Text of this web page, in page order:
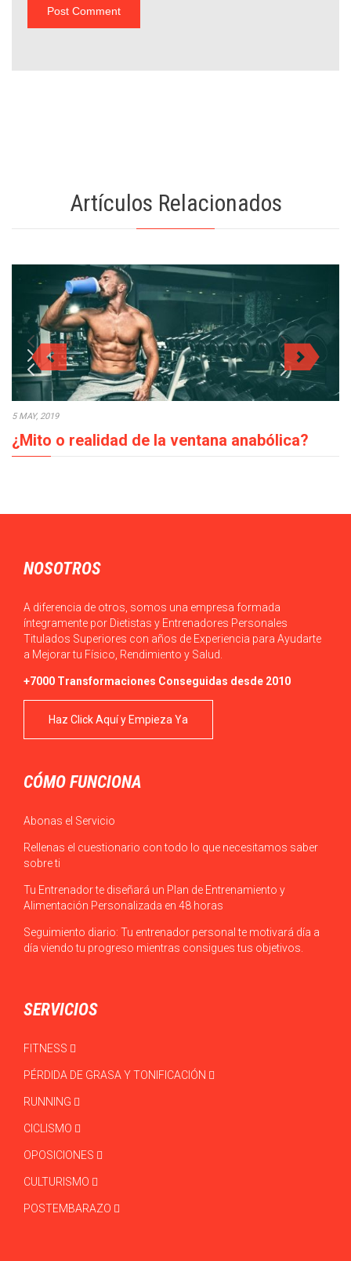
Artículos Relacionados
5 MAY, 2019
¿Mito o realidad de la ventana anabólica?
NOSOTROS
A diferencia de otros, somos una empresa formada
íntegramente por Dietistas y Entrenadores Personales
Titulados Superiores con años de Experiencia para Ayudarte
a Mejorar tu Físico, Rendimiento y Salud.
+7000 Transformaciones Conseguidas desde 2010
Haz Click Aquí y Empieza Ya
CÓMO FUNCIONA
Abonas el Servicio
Rellenas el cuestionario con todo lo que necesitamos saber
sobre ti
Tu Entrenador te diseñará un Plan de Entrenamiento y
Alimentación Personalizada en 48 horas
Seguimiento diario: Tu entrenador personal te motivará día a
día viendo tu progreso mientras consigues tus objetivos.
SERVICIOS
FITNESS
PÉRDIDA DE GRASA Y TONIFICACIÓN
RUNNING
CICLISMO
OPOSICIONES
CULTURISMO
POSTEMBARAZO